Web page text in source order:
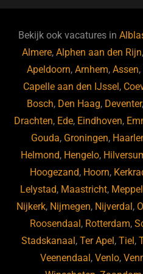
b
o
o
k
ky dI
n
Bekijk ook vacatures in
Almere,Alphen aan den Rijn
Apeldoorn,Arnhem,Assen,
Capelle aan den IJssel ,
Bosch, Den Haag, Deventer,
Drachten, Ede, Eindhoven,
Gouda, Groningen,
Helmond, Hengelo,
Hoogezand, Hoorn,
Lelystad, Maastricht, Meppel
Nijkerk, Nijmegen, Nijverdal ,
Roosendaal , Rotterdam,
Stadskanaal ,Ter Apel ,Tiel ,
Veenendaal ,Venlo,